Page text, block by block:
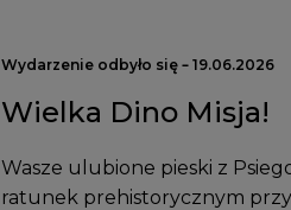
Wydarzenie odbyło się – 19.06.2026
Wielka Dino Misja!
Wasze ulubione pieski z
ratunek prehistorycznym